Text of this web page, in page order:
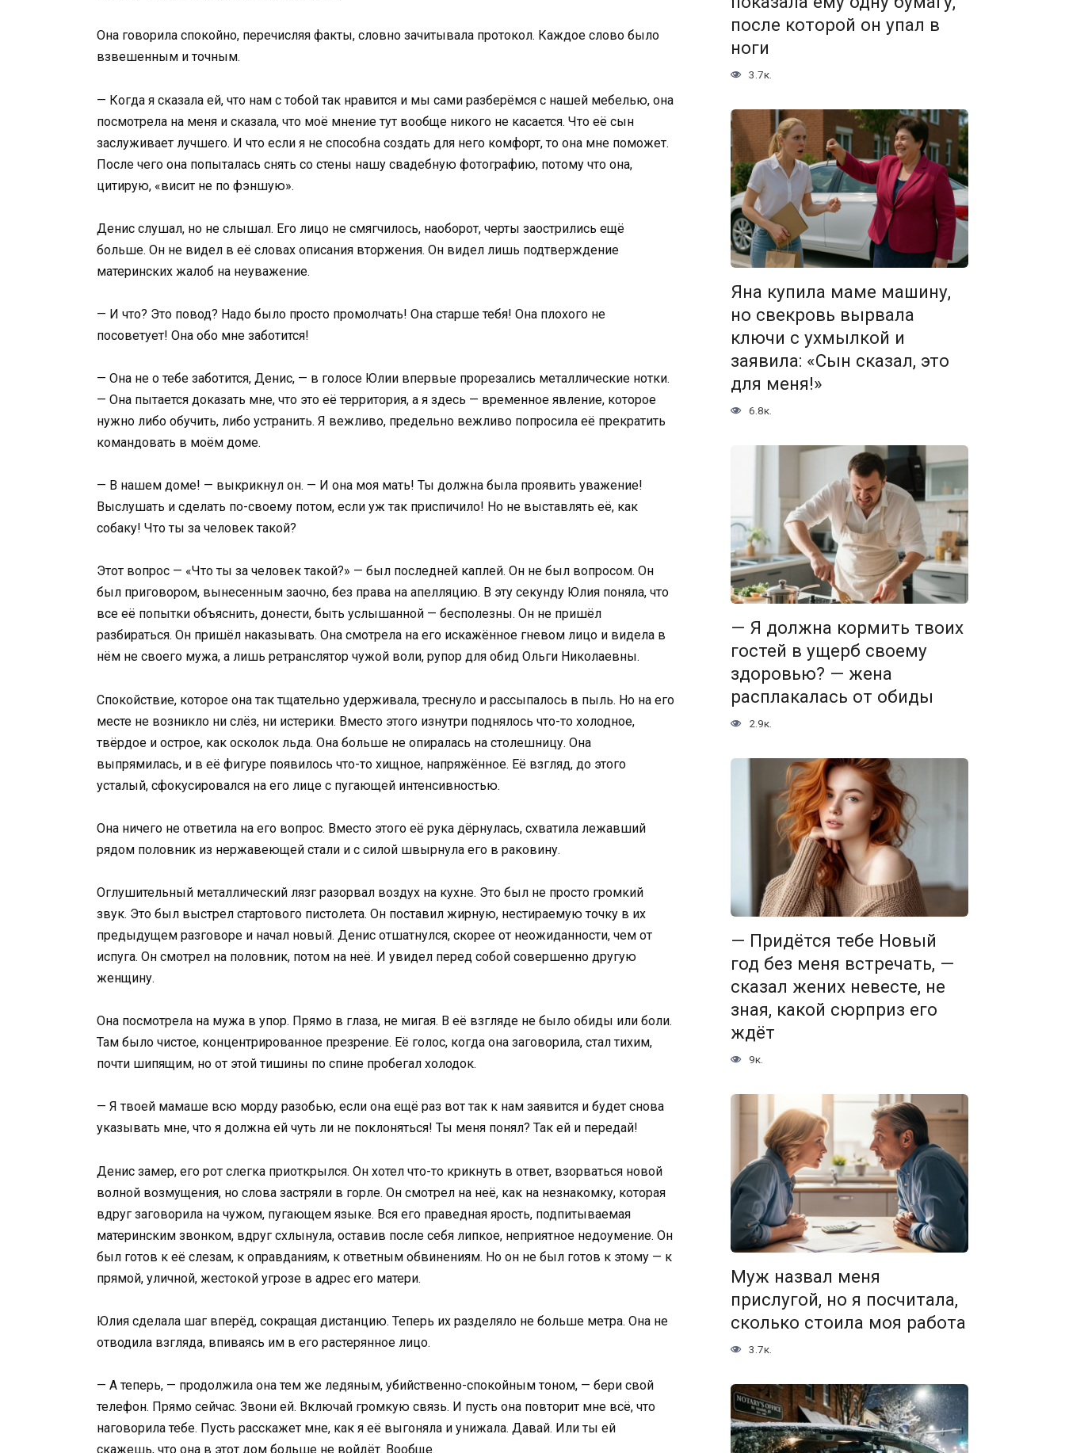
Она говорила спокойно, перечисляя факты, словно зачитывала протокол. Каждое слово было
взвешенным и точным.
— Когда я сказала ей, что нам с тобой так нравится и мы сами разберёмся с нашей мебелью, она
посмотрела на меня и сказала, что моё мнение тут вообще никого не касается. Что её сын
заслуживает лучшего. И что если я не способна создать для него комфорт, то она мне поможет.
После чего она попыталась снять со стены нашу свадебную фотографию, потому что она,
цитирую, «висит не по фэншую».
Денис слушал, но не слышал. Его лицо не смягчилось, наоборот, черты заострились ещё
больше. Он не видел в её словах описания вторжения. Он видел лишь подтверждение
материнских жалоб на неуважение.
— И что? Это повод? Надо было просто промолчать! Она старше тебя! Она плохого не
посоветует! Она обо мне заботится!
— Она не о тебе заботится, Денис, — в голосе Юлии впервые прорезались металлические нотки.
— Она пытается доказать мне, что это её территория, а я здесь — временное явление, которое
нужно либо обучить, либо устранить. Я вежливо, предельно вежливо попросила её прекратить
командовать в моём доме.
— В нашем доме! — выкрикнул он. — И она моя мать! Ты должна была проявить уважение!
Выслушать и сделать по-своему потом, если уж так приспичило! Но не выставлять её, как
собаку! Что ты за человек такой?
Этот вопрос — «Что ты за человек такой?» — был последней каплей. Он не был вопросом. Он
был приговором, вынесенным заочно, без права на апелляцию. В эту секунду Юлия поняла, что
все её попытки объяснить, донести, быть услышанной — бесполезны. Он не пришёл
разбираться. Он пришёл наказывать. Она смотрела на его искажённое гневом лицо и видела в
нём не своего мужа, а лишь ретранслятор чужой воли, рупор для обид Ольги Николаевны.
Спокойствие, которое она так тщательно удерживала, треснуло и рассыпалось в пыль. Но на его
месте не возникло ни слёз, ни истерики. Вместо этого изнутри поднялось что-то холодное,
твёрдое и острое, как осколок льда. Она больше не опиралась на столешницу. Она
выпрямилась, и в её фигуре появилось что-то хищное, напряжённое. Её взгляд, до этого
усталый, сфокусировался на его лице с пугающей интенсивностью.
Она ничего не ответила на его вопрос. Вместо этого её рука дёрнулась, схватила лежавший
рядом половник из нержавеющей стали и с силой швырнула его в раковину.
Оглушительный металлический лязг разорвал воздух на кухне. Это был не просто громкий
звук. Это был выстрел стартового пистолета. Он поставил жирную, нестираемую точку в их
предыдущем разговоре и начал новый. Денис отшатнулся, скорее от неожиданности, чем от
испуга. Он смотрел на половник, потом на неё. И увидел перед собой совершенно другую
женщину.
Она посмотрела на мужа в упор. Прямо в глаза, не мигая. В её взгляде не было обиды или боли.
Там было чистое, концентрированное презрение. Её голос, когда она заговорила, стал тихим,
почти шипящим, но от этой тишины по спине пробегал холодок.
— Я твоей мамаше всю морду разобью, если она ещё раз вот так к нам заявится и будет снова
указывать мне, что я должна ей чуть ли не поклоняться! Ты меня понял? Так ей и передай!
Денис замер, его рот слегка приоткрылся. Он хотел что-то крикнуть в ответ, взорваться новой
волной возмущения, но слова застряли в горле. Он смотрел на неё, как на незнакомку, которая
вдруг заговорила на чужом, пугающем языке. Вся его праведная ярость, подпитываемая
материнским звонком, вдруг схлынула, оставив после себя липкое, неприятное недоумение. Он
был готов к её слезам, к оправданиям, к ответным обвинениям. Но он не был готов к этому — к
прямой, уличной, жестокой угрозе в адрес его матери.
Юлия сделала шаг вперёд, сокращая дистанцию. Теперь их разделяло не больше метра. Она не
отводила взгляда, впиваясь им в его растерянное лицо.
— А теперь, — продолжила она тем же ледяным, убийственно-спокойным тоном, — бери свой
телефон. Прямо сейчас. Звони ей. Включай громкую связь. И пусть она повторит мне всё, что
наговорила тебе. Пусть расскажет мне, как я её выгоняла и унижала. Давай. Или ты ей
скажешь, что она в этот дом больше не войдёт. Вообще.
после которой он упал в
ноги
3.7к.
Яна купила маме машину,
но свекровь вырвала
ключи с ухмылкой и
заявила: «Сын сказал, это
для меня!»
6.8к.
— Я должна кормить твоих
гостей в ущерб своему
здоровью? — жена
расплакалась от обиды
2.9к.
— Придётся тебе Новый
год без меня встречать, —
сказал жених невесте, не
зная, какой сюрприз его
ждёт
9к.
Муж назвал меня
прислугой, но я посчитала,
сколько стоила моя работа
3.7к.